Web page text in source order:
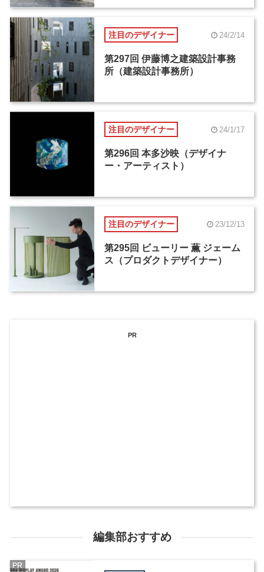
注目のデザイナー 24/2/14
第297回 伊藤博之建築設計事務
所（建築設計事務所）
注目のデザイナー 24/1/17
第296回 本多沙映（デザイナ
ー・アーティスト）
注目のデザイナー 23/12/13
第295回 ビューリー 薫 ジェーム
ス（プロダクトデザイナー）
PR
編集部おすすめ
PR